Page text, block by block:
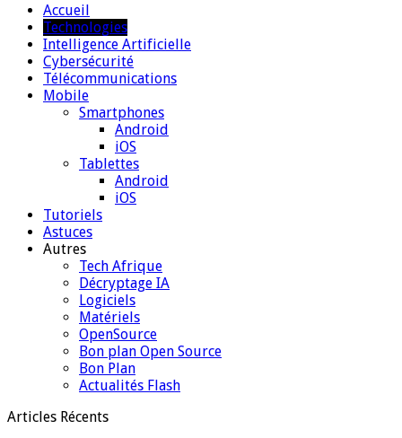
Accueil
Technologies
Intelligence Artificielle
Cybersécurité
Télécommunications
Mobile
Smartphones
Android
iOS
Tablettes
Android
iOS
Tutoriels
Astuces
Autres
Tech Afrique
Décryptage IA
Logiciels
Matériels
OpenSource
Bon plan Open Source
Bon Plan
Actualités Flash
Articles Récents